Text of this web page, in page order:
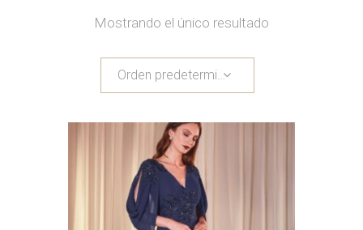
Mostrando el único resultado
Orden predeterminado